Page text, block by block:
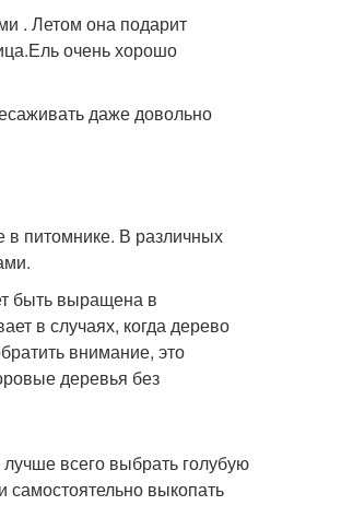
. Летом она подарит
очень хорошо
даже довольно
в питомнике. В различных
быть выращена в
в случаях, когда дерево
внимание, это
деревья без
всего выбрать голубую
выкопать